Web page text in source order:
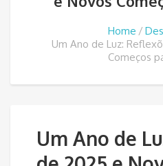
Home
Um Ano de Luz:
Começos
Um Ano de